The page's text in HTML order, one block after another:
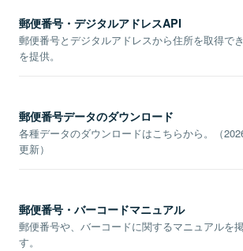
郵便番号・デジタルアドレスAPI
郵便番号とデジタルアドレスから住所を取得で
を提供。
郵便番号データのダウンロード
各種データのダウンロードはこちらから。（
更新）
郵便番号・バーコードマニュアル
郵便番号や、バーコードに関するマニュアルを
す。